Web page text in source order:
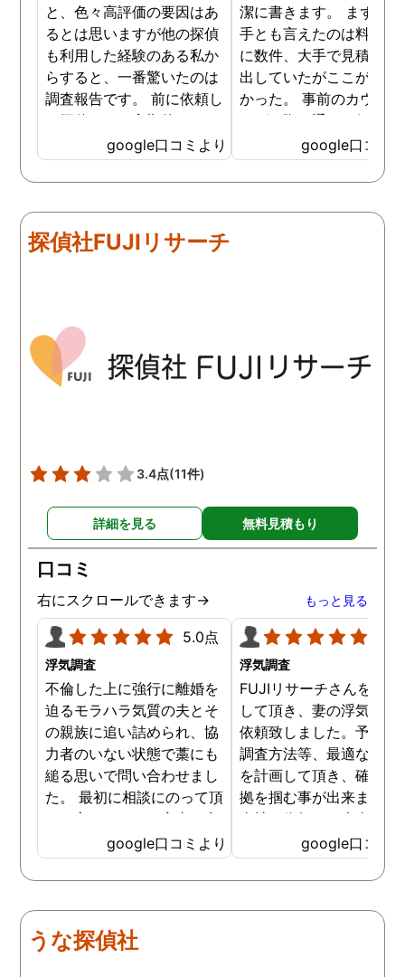
と、色々高評価の要因はあ
るとは思いますが他の探偵
も利用した経験のある私か
らすると、一番驚いたのは
調査報告です。 前に依頼し
た探偵では、定期的にまと
めて報告がくる為なかなか
実際の現状を把握するのが
難しかったですが、ここは
来ていました。 担当の人も
丁寧で報告内容もわかりや
google口コミより
潔に書きます。 まず、
手とも言えたのは料金。
に数件、大手で見積もり
出していたがここが一番
かった。 事前のカウン
ングの際の通りの価格で
途中での追加料金なども
く安心してお任せできた
由のひとつ。 かと言っ
く、むしろ期待以上に細
google口コミ
探偵社FUJIリサーチ
3.4点(11件)
詳細を見る 無料見積もり
口コミ
右にスクロールできます→ もっと見る
5.0点
浮気調査
不倫した上に強行に離婚を
迫るモラハラ気質の夫とそ
の親族に追い詰められ、協
力者のいない状態で藁にも
縋る思いで問い合わせまし
た。 最初に相談にのって頂
いた方も、とても率直に意
見を言っていただき、また
費用面も正直に答えていた
だき、私の望む結果を得る
言えないですが、それでも
少しでも低く抑えるアドバ
google口コミより
浮気調査
FUJIリサーチさんをご紹
して頂き、妻の浮気調査
依頼致しました。予算か
調査方法等、最適なやり
を計画して頂き、確実な
拠を掴む事が出来ました
当社に依頼して本当に良
ったと実感しております
依頼中にはいろいろな相
も聞いて頂き、救われる
謝しております。 私と
google口コミ
うな探偵社